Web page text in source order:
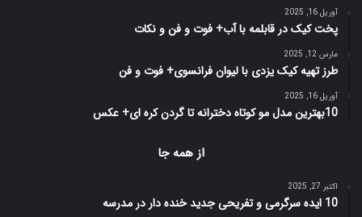
آوریل 16, 2025
پخت کیک در قابلمه با آب+ فوت و فن و نکات
مارس 12, 2025
طرز تهیه کیک یزدی با لیوان فرانسوی+ فوت و فن
آوریل 16, 2025
10بهترین مدل مو کوتاه دخترانه تا گردن کره ای+ عکس
از همه جا
اکتبر 27, 2025
10 ایده سرگرمی و تفریحی جدید خنده دار در مدرسه